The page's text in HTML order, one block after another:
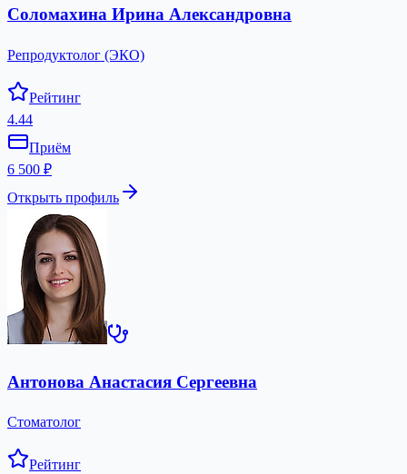
Соломахина Ирина Александровна
Репродуктолог (ЭКО)
Рейтинг
4.44
Приём
6 500 ₽
Открыть профиль
Антонова Анастасия Сергеевна
Стоматолог
Рейтинг